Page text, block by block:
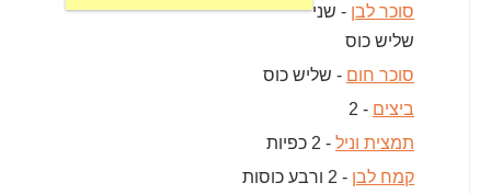
סוכר לבן - שני
שליש כוס
סוכר חום - שליש כוס
ביצים - 2
תמצית וניל - 2 כפיות
קמח לבן - 2 ורבע כוסות